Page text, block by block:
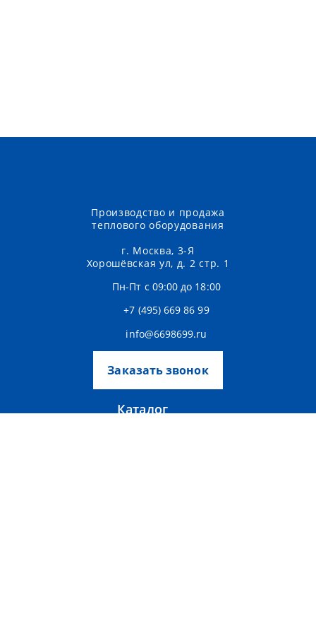
Производство и продажа
теплового оборудования
г. Москва, 3-Я
Хорошёвская ул, д. 2 стр. 1
Каталог
Пн-Пт с 09:00 до 18:00
+7 (495) 669 86 99
info@6698699.ru
Заказать звонок